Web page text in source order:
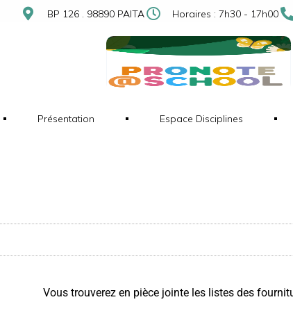
BP 126 . 98890 PAITA Horaires : 7h30 - 17h00
Présentation Espace Disciplines
Vous trouverez en pièce jointe les listes des